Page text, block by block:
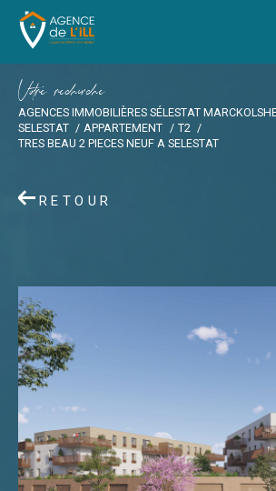
Vore recece
AGENCES IMMOBILIÈRES SÉLESTAT
SELESTAT
APPARTEMENT
T2
TRES BEAU 2 PIECES NEUF A SELESTAT
RETOUR